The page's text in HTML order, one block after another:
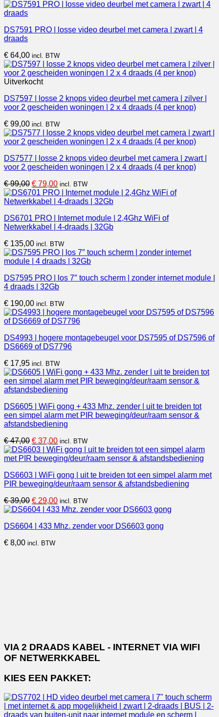
DS7591 PRO | losse video deurbel met camera | zwart | 4
draads
€ 64,00 incl. BTW
Uitverkocht
DS7597 | losse 2 knops video deurbel met camera | zilver |
voor 2 gescheiden woningen | 2 x 4 draads (4 per knop)
€ 99,00 incl. BTW
DS7577 | losse 2 knops video deurbel met camera | zwart |
voor 2 gescheiden woningen | 2 x 4 draads (4 per knop)
€99,00 Oorspronkelijke
prijs
was:
€ 79,00Huidige
prijs
is:
incl. BTW
DS6701 PRO | Internet module | 2,4Ghz WiFi of
Netwerkkabel | 4-draads | 32Gb
€ 135,00 incl. BTW
DS7595 PRO | los 7″ touch scherm | zonder internet module |
4 draads | 32Gb
€ 190,00 incl. BTW
DS4993 | hogere montagebeugel voor DS7595 of DS7596 of
DS6669 of DS7796
€ 17,95 incl. BTW
DS6605 | WiFi gong + 433 Mhz. zender | uit te breiden tot
een simpel alarm met PIR beweging/deur/raam sensor &
afstandsbediening
€47,00 Oorspronkelijke
prijs
was:
€ 37,00Huidige
prijs
is:
incl. BTW
DS6603 | WiFi gong | uit te breiden tot een simpel alarm met
PIR beweging/deur/raam sensor & afstandsbediening
€39,00 Oorspronkelijke
prijs
€ 39,00.
€ 29,00Huidige
prijs
€ 29,00.
incl. BTW
DS6604 | 433 Mhz. zender voor DS6603 gong
€ 8,00 incl. BTW
VIA 2 DRAADS KABEL - INTERNET VIA WIFI
OF NETWERKKABEL
KIES EEN PAKKET: